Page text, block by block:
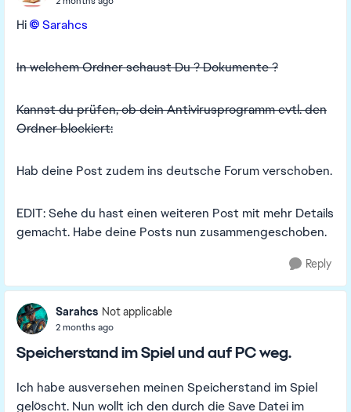
Hi Sarahcs​
In welchem Ordner schaust Du ? Dokumente ?
Kannst du prüfen, ob dein Antivirusprogramm evtl. den
Ordner blockiert:
Hab deine Post zudem ins deutsche Forum verschoben.
EDIT: Sehe du hast einen weiteren Post mit mehr Details
gemacht. Habe deine Posts nun zusammengeschoben.
Reply
Sarahcs Not applicable
2 months ago
Speicherstand im Spiel und auf PC weg.
Ich habe ausversehen meinen Speicherstand im Spiel
gelöscht. Nun wollt ich den durch die Save Datei im